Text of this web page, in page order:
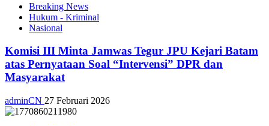
Breaking News
Hukum - Kriminal
Nasional
Komisi III Minta Jamwas Tegur JPU Kejari Batam
atas Pernyataan Soal “Intervensi” DPR dan
Masyarakat
adminCN 27 Februari 2026